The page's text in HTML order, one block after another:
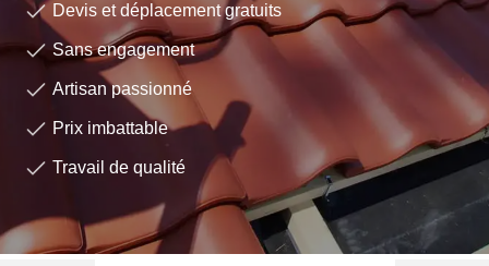
Devis et déplacement gratuits
Sans engagement
Artisan passionné
Prix imbattable
Travail de qualité